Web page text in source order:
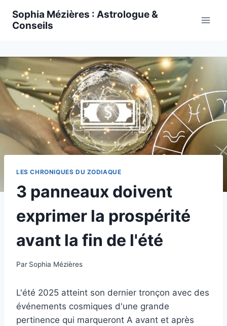
Sophia Mézières : Astrologue &
Conseils
LES CHRONIQUES DU ZODIAQUE
3 panneaux doivent
exprimer la prospérité
avant la fin de l'été
Par Sophia Mézières
L'été 2025 atteint son dernier tronçon avec des
événements cosmiques d'une grande
pertinence qui marqueront A avant et après